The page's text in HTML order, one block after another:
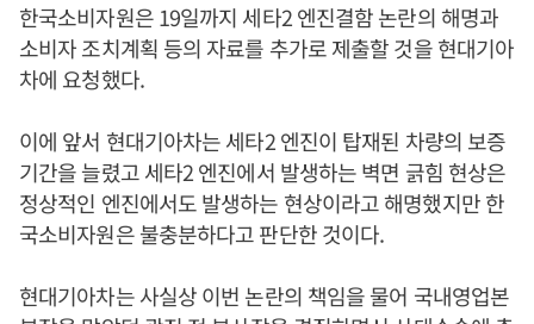
한국소비자원은 19일까지 세타2 엔진결함 논란의 해명과
소비자 조치계획 등의 자료를 추가로 제출할 것을 현대기아
차에 요청했다.
이에 앞서 현대기아차는 세타2 엔진이 탑재된 차량의 보증
기간을 늘렸고 세타2 엔진에서 발생하는 벽면 긁힘 현상은
정상적인 엔진에서도 발생하는 현상이라고 해명했지만 한
국소비자원은 불충분하다고 판단한 것이다.
현대기아차는 사실상 이번 논란의 책임을 물어 국내영업본